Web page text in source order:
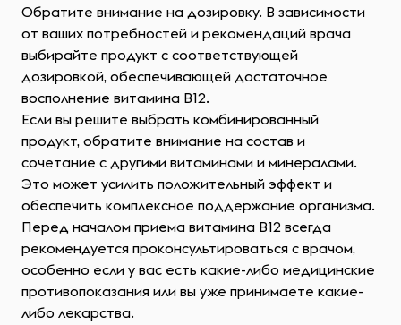
Обратите внимание на дозировку. В зависимости
от ваших потребностей и рекомендаций врача
выбирайте продукт с соответствующей
дозировкой, обеспечивающей достаточное
восполнение витамина B12.
Если вы решите выбрать комбинированный
продукт, обратите внимание на состав и
сочетание с другими витаминами и минералами.
Это может усилить положительный эффект и
обеспечить комплексное поддержание организма.
Перед началом приема витамина B12 всегда
рекомендуется проконсультироваться с врачом,
особенно если у вас есть какие-либо медицинские
противопоказания или вы уже принимаете какие-
либо лекарства.